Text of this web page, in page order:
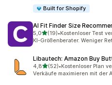
Built for Shopify
AI Fit Finder Size
5,0von 5 Sternen
(19)
19 Rezensionen insgesamt
•Kostenloser Test
KI-Größenberater. Weniger
Libautech: Amazon Buy
4,8von 5 Sternen
(52)
52 Rezensionen insgesamt
•Kostenloser Plan
Verkäufe maximieren mit der